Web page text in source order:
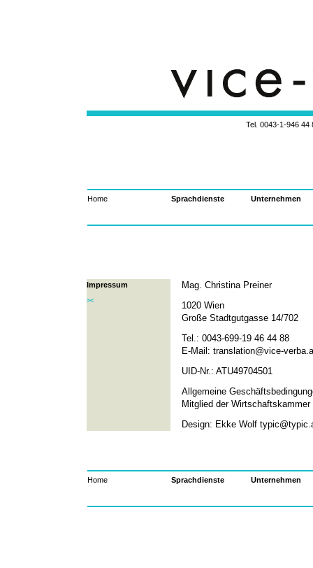
Tel. 0043-1-946 44
Home Sprachdienste Unternehmen
Impressum
><
Mag. Christina Preiner
1020 Wien
Große Stadtgutgasse 14/702
Tel.: 0043-699-19 46 44 88
E-Mail: translation@vice-
UID-Nr.: ATU49704501
Allgemeine
Mitglied der Wirtschaftskammer
Design: Ekke Wolf
Home Sprachdienste Unternehmen